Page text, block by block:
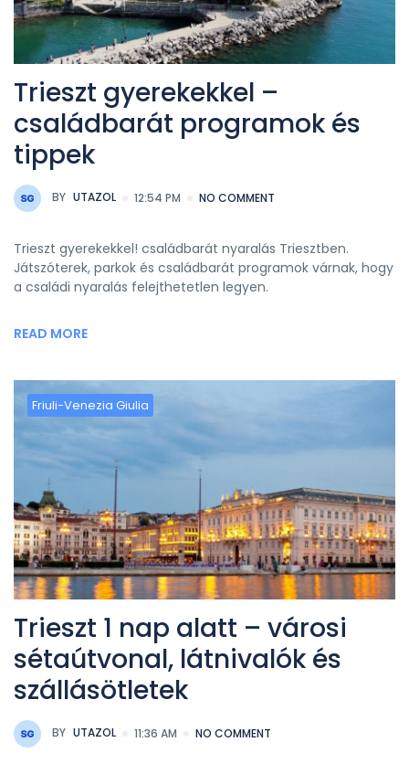
Trieszt gyerekekkel –
családbarát programok és
tippek
BY UTAZOL 12:54 PM NO COMMENT
Trieszt gyerekekkel! családbarát nyaralás Triesztben.
Játszóterek, parkok és családbarát programok várnak, hogy
a családi nyaralás felejthetetlen legyen.
READ MORE
Friuli-Venezia Giulia
Trieszt 1 nap alatt – városi
sétaútvonal, látnivalók és
szállásötletek
BY UTAZOL 11:36 AM NO COMMENT